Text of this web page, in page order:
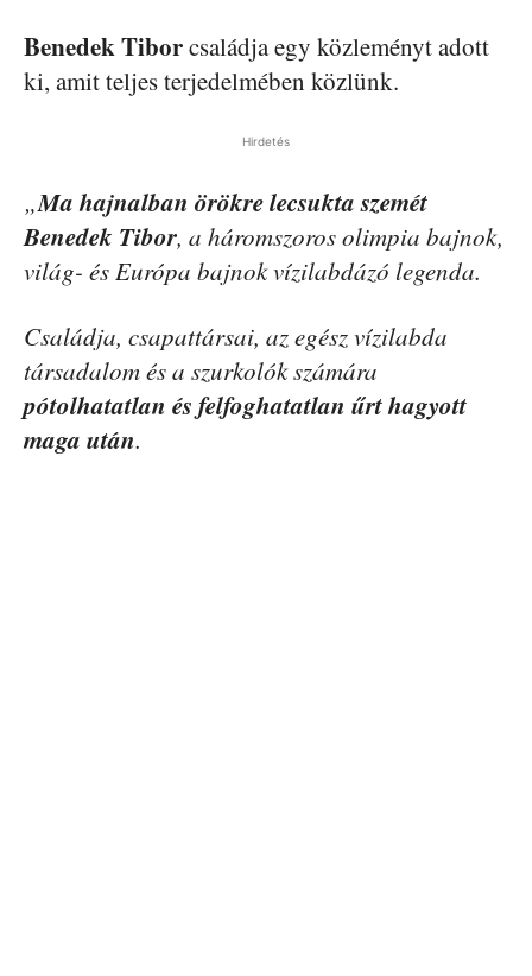
Benedek Tiborcsaládja egy közleményt adott
ki, amit teljes terjedelmében közlünk.
Hirdetés
„Ma hajnalban örökre lecsukta szemét
Benedek Tibor, a háromszoros olimpia bajnok,
világ- és Európa bajnok vízilabdázó legenda.
Családja, csapattársai, az egész vízilabda
társadalom és a szurkolók számára
pótolhatatlan és felfoghatatlan űrt hagyott
maga után.